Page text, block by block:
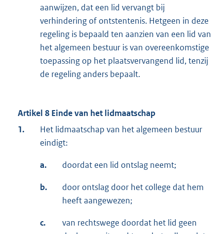
aanwijzen, dat een lid vervangt bij
verhindering of ontstentenis. Hetgeen in deze
regeling is bepaald ten aanzien van een lid van
het algemeen bestuur is van overeenkomstige
toepassing op het plaatsvervangend lid, tenzij
de regeling anders bepaalt.
Artikel 8 Einde van het lidmaatschap
1.
Het lidmaatschap van het algemeen bestuur
eindigt:
a. doordat een lid ontslag neemt;
b.
door ontslag door het college dat hem
heeft aangewezen;
c.
van rechtswege doordat het lid geen